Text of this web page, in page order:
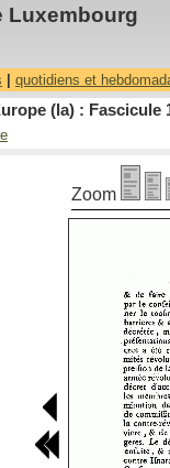
Luxembourg
quotidiens et
(la) : Fascicule
Zoom